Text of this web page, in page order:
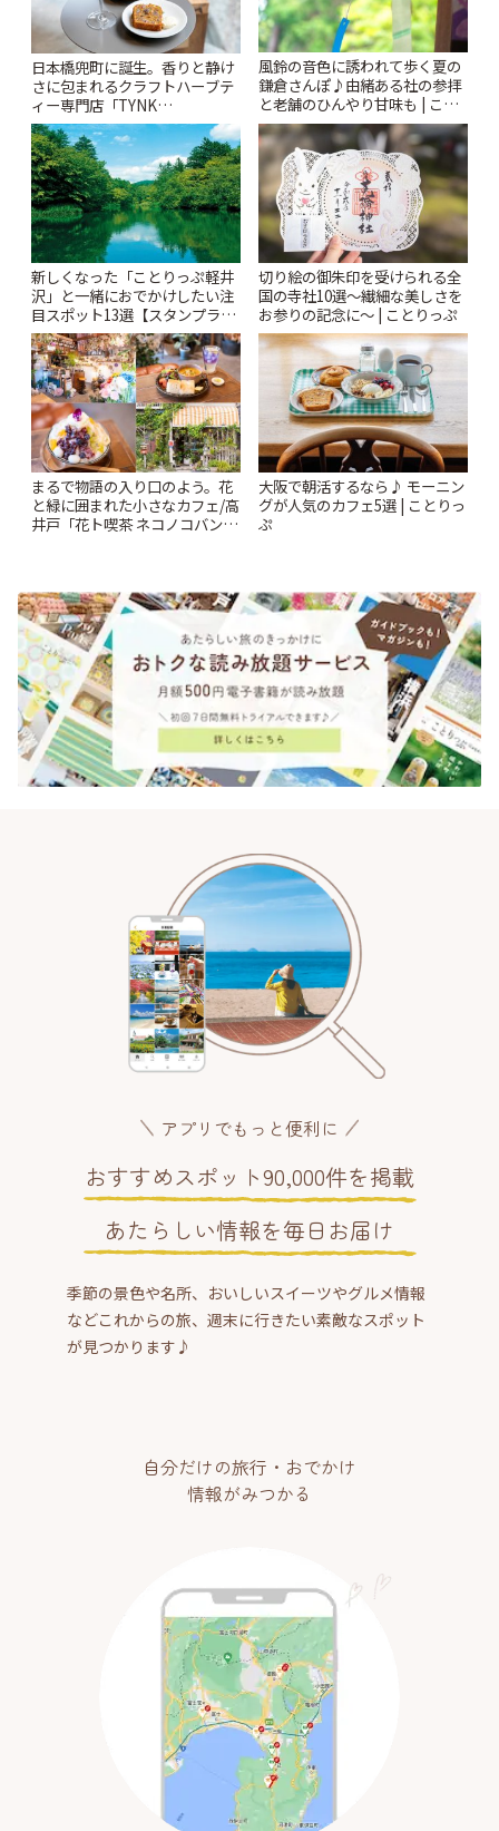
日本橋兜町に誕生。香りと静け
さに包まれるクラフトハーブテ
ィー専門店「TYNK
Kabutocho」 | ことりっぷ
風鈴の音色に誘われて歩く夏の
鎌倉さんぽ♪由緒ある社の参拝
と老舗のひんやり甘味も | こと
りっぷ
新しくなった「ことりっぷ軽井
沢」と一緒におでかけしたい注
目スポット13選【スタンプラリ
ー開催中】 | ことりっぷ
切り絵の御朱印を受けられる全
国の寺社10選〜繊細な美しさを
お参りの記念に〜 | ことりっぷ
まるで物語の入り口のよう。花
と緑に囲まれた小さなカフェ/高
井戸「花ト喫茶 ネコノコバン」
大阪で朝活するなら♪ モーニン
グが人気のカフェ5選 | ことりっ
ぷ
アプリでもっと便利に
おすすめスポット90,000件を掲載
あたらしい情報を毎日お届け
季節の景色や名所、おいしいスイーツやグルメ情報
などこれからの旅、週末に行きたい素敵なスポット
が見つかります♪
自分だけの旅行・おでかけ
情報がみつかる